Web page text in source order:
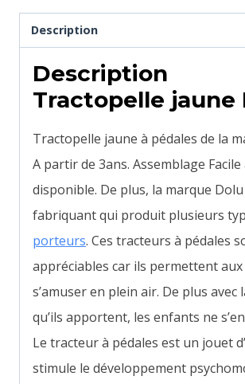
Description
Description
Tractopelle jaune
Tractopelle jaune à pédales de la
A partir de 3ans. Assemblage Facile
disponible. De plus, la marque
fabriquant qui produit plusieurs
porteurs. Ces tracteurs à pédales
appréciables car ils permettent
s’amuser en plein air. De plus avec
qu’ils apportent, les enfants ne
Le tracteur à pédales est un jouet
stimule le développement